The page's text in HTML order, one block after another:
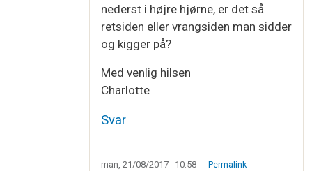
nederst i højre hjørne, er det så
retsiden eller vrangsiden man sidder
og kigger på?
Med venlig hilsen
Charlotte
Svar
man, 21/08/2017 - 10:58 Permalink